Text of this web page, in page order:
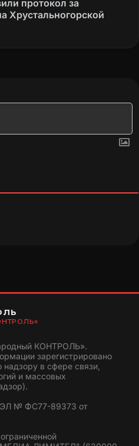
протокол за
Хрустальногорской
КОНТРОЛЬ».
зарегистрировано
в сфере связи,
и массовых
ЭЛ № ФС77-89373 от